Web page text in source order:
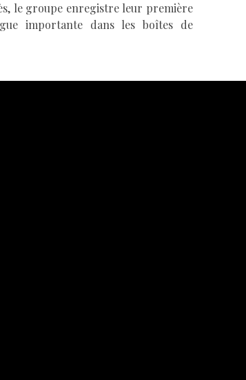
le groupe enregistre leur première
importante dans les boîtes de